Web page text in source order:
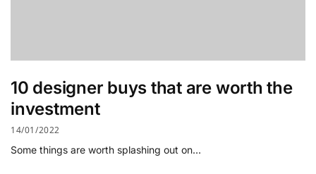
10 designer buys that are worth the
investment
14/01/2022
Some things are worth splashing out on…